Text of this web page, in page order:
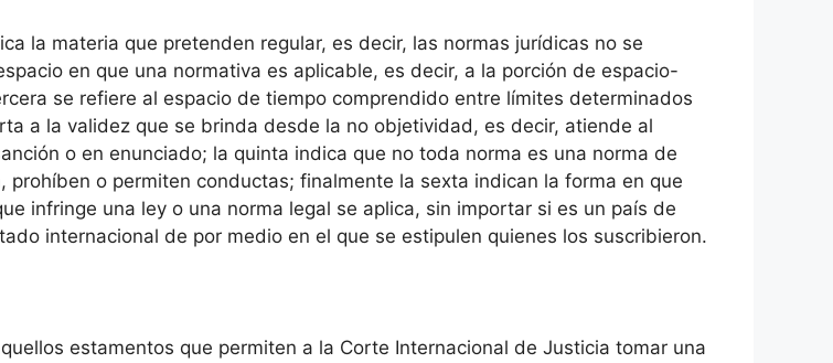
la materia que pretenden regular, es decir, las normas jurídicas no se
en que una normativa es aplicable, es decir, a la porción de espacio-
se refiere al espacio de tiempo comprendido entre límites determinados
a la validez que se brinda desde la no objetividad, es decir, atiende al
o en enunciado; la quinta indica que no toda norma es una norma de
o permiten conductas; finalmente la sexta indican la forma en que
infringe una ley o una norma legal se aplica, sin importar si es un país de
internacional de por medio en el que se estipulen quienes los suscribieron.
estamentos que permiten a la Corte Internacional de Justicia tomar una